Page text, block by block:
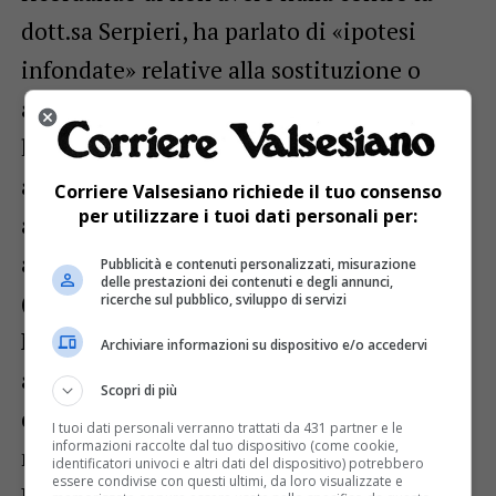
dott.sa Serpieri, ha parlato di «ipotesi
infondate» relative alla sostituzione o
affiancamento dell’avv. Poggio, del quale
ha anzi evidenziato qualità e risultati
apprezzati da praticamente tutti gli
amministratori locali. Posizione condivisa
anche dal deputato di Forza Italia
(vicepresidente dell’Associazione
Nazionale Comuni Italiani), che ha
affermato di aver personalmente ricevuto
dal presidente Cirio la rassicurazione che
non ci saranno nuove nomine per l’Asl
Corriere Valsesiano richiede il tuo consenso
per utilizzare i tuoi dati personali per:
Pubblicità e contenuti personalizzati, misurazione
delle prestazioni dei contenuti e degli annunci,
ricerche sul pubblico, sviluppo di servizi
Archiviare informazioni su dispositivo e/o accedervi
Scopri di più
I tuoi dati personali verranno trattati da 431 partner e le
informazioni raccolte dal tuo dispositivo (come cookie,
identificatori univoci e altri dati del dispositivo) potrebbero
essere condivise con questi ultimi, da loro visualizzate e